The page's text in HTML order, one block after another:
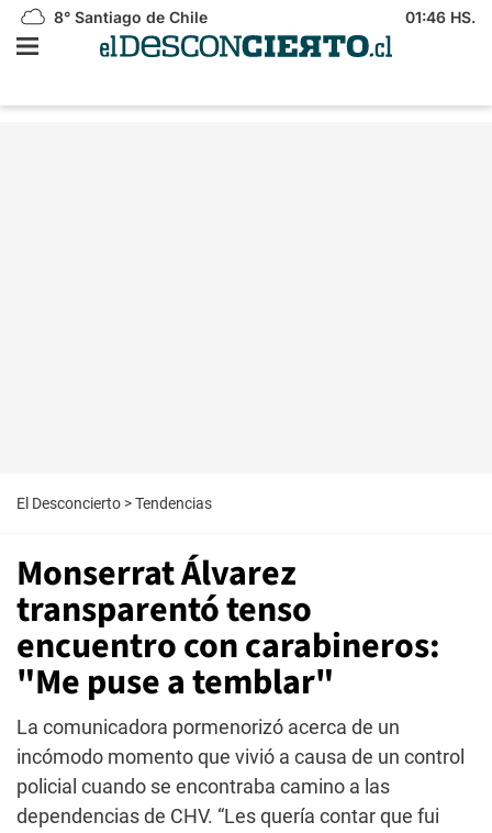
8° Santiago de Chile 01:46 HS.
El Desconcierto >Tendencias
Monserrat Álvarez
transparentó tenso
encuentro con carabineros:
"Me puse a temblar"
La comunicadora pormenorizó acerca de un
incómodo momento que vivió a causa de un control
policial cuando se encontraba camino a las
dependencias de CHV. “Les quería contar que fui